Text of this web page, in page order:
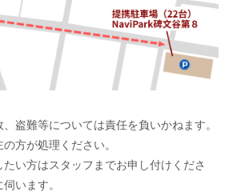
盗難等については責任を負いかねます。
方が処理ください。
い方はスタッフまでお申し付けくださ
います。